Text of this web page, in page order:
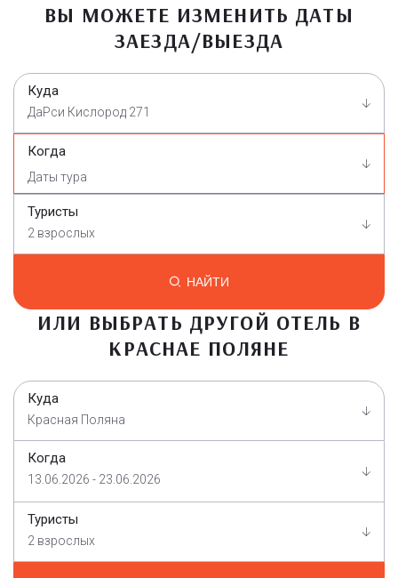
ВЫ МОЖЕТЕ ИЗМЕНИТЬ ДАТЫ
ЗАЕЗДА/ВЫЕЗДА
Куда
ДаРси Кислород 271
Когда
Туристы
2 взрослых
НАЙТИ
ИЛИ ВЫБРАТЬ ДРУГОЙ ОТЕЛЬ В
КРАСНАЕ ПОЛЯНЕ
Куда
Красная Поляна
Когда
13.06.2026 - 23.06.2026
Туристы
2 взрослых